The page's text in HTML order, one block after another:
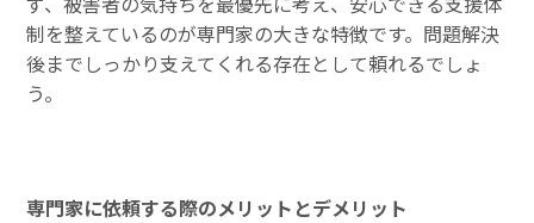
制を整えているのが専門家の大きな特徴です。問題解決
後までしっかり支えてくれる存在として頼れるでしょ
う。
専門家に依頼する際のメリットとデメリット